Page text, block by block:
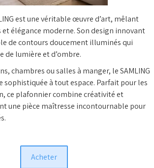
est une véritable œuvre d’art, mêlant
élégance moderne. Son design innovant
de contours doucement illuminés qui
de lumière et d’ombre.
chambres ou salles à manger, le SAMLING
sophistiquée à tout espace. Parfait pour les
ce plafonnier combine créativité et
une pièce maîtresse incontournable pour
Acheter